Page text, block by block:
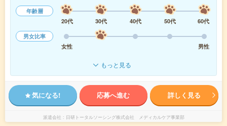
年齢層
20代
30代 40代 50代
60代
男女比率
女性
男性
もっと見る
気になる! 応募へ進む 詳しく見る
派遣会社 日研トータルソーシング株式会社 メディカルケア事業部